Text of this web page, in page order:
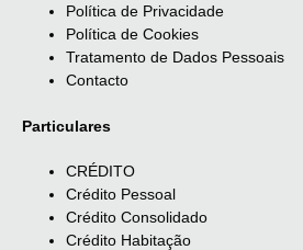
Política de Privacidade
Política de Cookies
Tratamento de Dados Pessoais
Contacto
Particulares
CRÉDITO
Crédito Pessoal
Crédito Consolidado
Crédito Habitação